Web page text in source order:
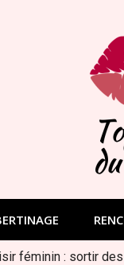
féminin : sortir